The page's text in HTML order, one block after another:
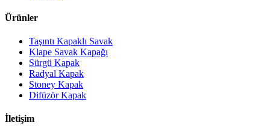
Ürünler
Taşıntı Kapaklı Savak
Klape Savak Kapağı
Sürgü Kapak
Radyal Kapak
Stoney Kapak
Difüzör Kapak
İletişim